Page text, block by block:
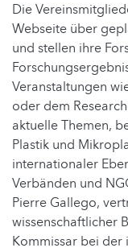
Die
Webseite über
und stellen ihre
Veranstaltungen
oder dem
aktuelle Themen,
Plastik und
internationaler
Verbänden und
Pierre Gallego,
wissenschaftlicher
Kommissar bei